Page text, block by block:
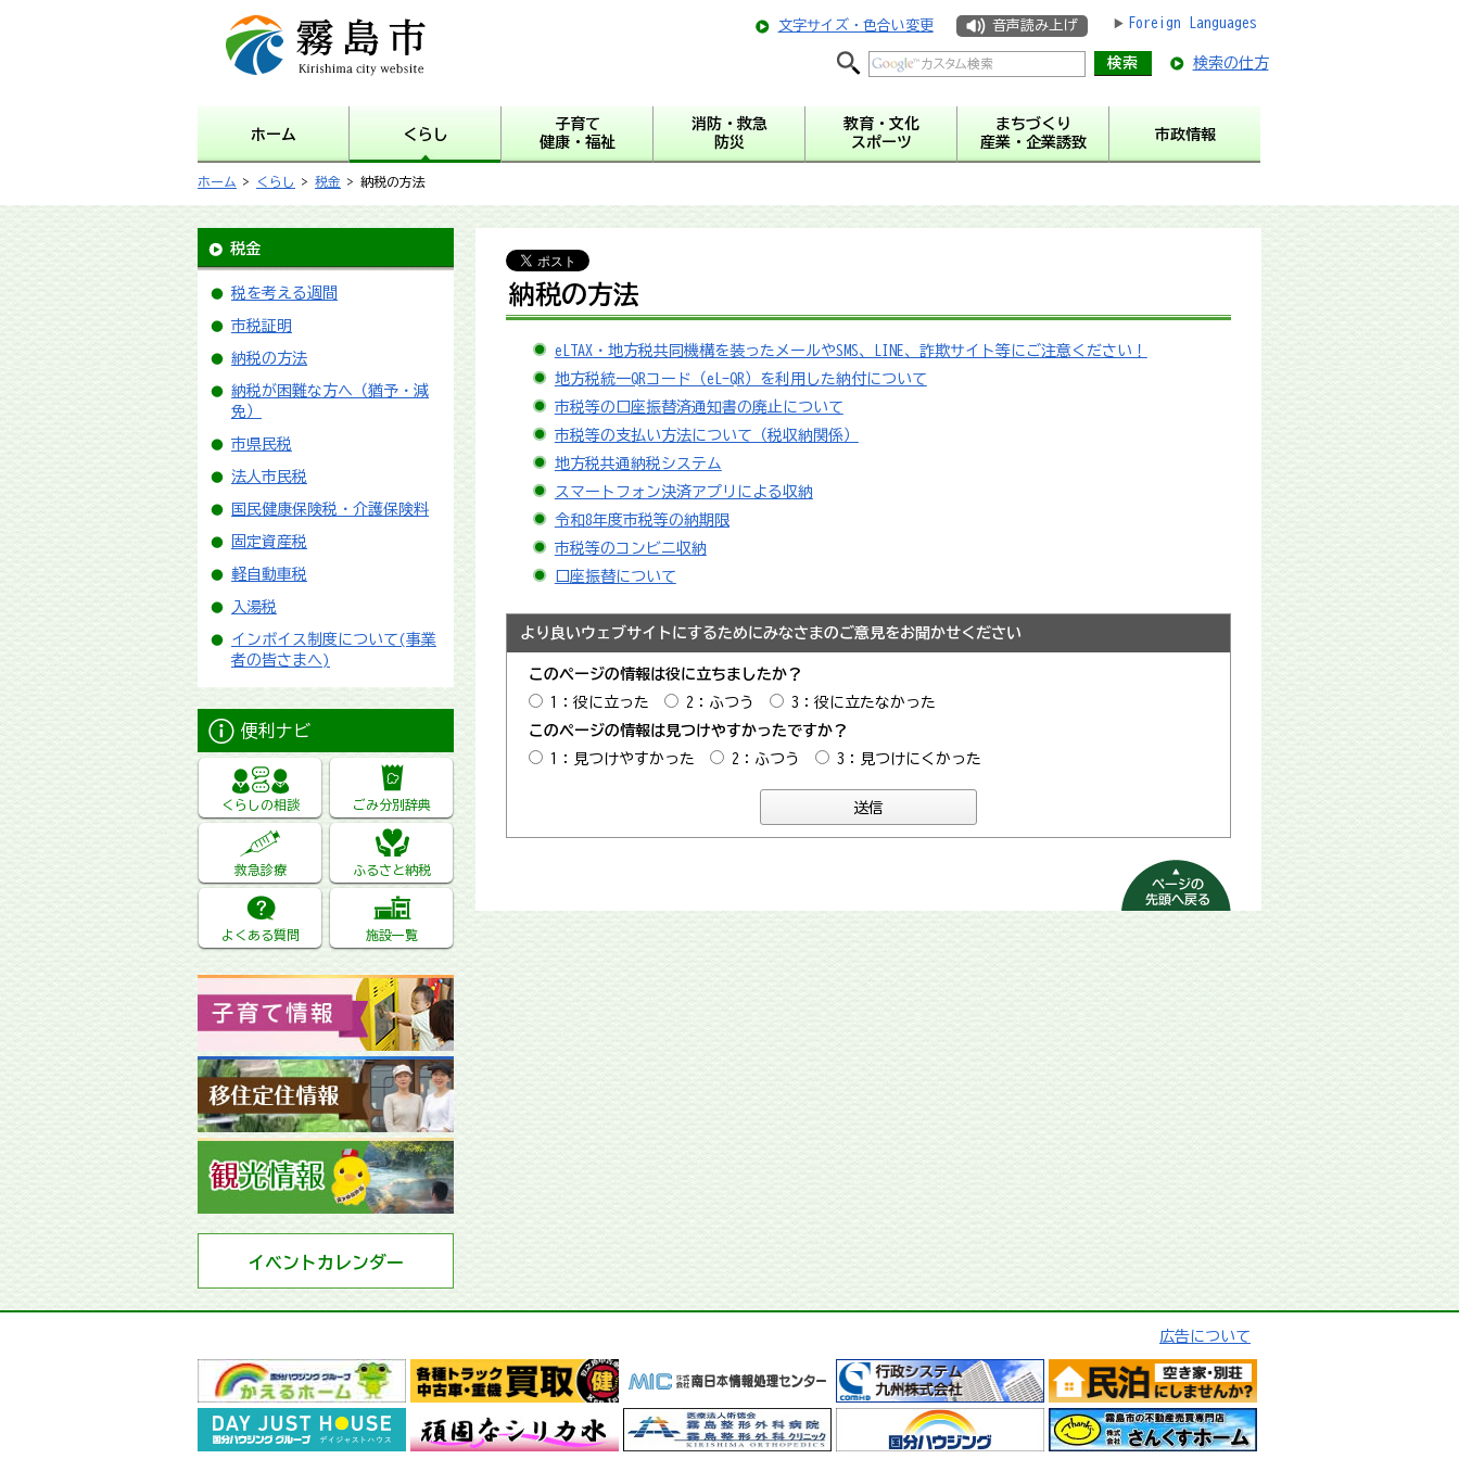
霧島市 Kirishima city
website
文字サイズ・色合い変更 音声読み上げ Foreign Languages
検索の仕方
ホーム くらし
子育て
健康・福祉
消防・救急
防災
教育・文化
スポーツ
まちづくり
産業・企業誘致
市政情報
ホーム > くらし > 税金 > 納税の方法
税金
税を考える週間
市税証明
納税の方法
納税が困難な方へ（猶予・減
免）
市県民税
法人市民税
国民健康保険税・介護保険料
固定資産税
軽自動車税
入湯税
インボイス制度について(事業
者の皆さまへ)
便利ナビ
くらしの相談 ごみ分別辞典
救急診療 ふるさと納税
よくある質問 施設一覧
イベントカレンダー
納税の方法
eLTAX・地方税共同機構を装ったメールやSMS、LINE、詐欺サイト等にご注意ください！
地方税統一QRコード（eL-QR）を利用した納付について
市税等の口座振替済通知書の廃止について
市税等の支払い方法について（税収納関係）
地方税共通納税システム
スマートフォン決済アプリによる収納
令和8年度市税等の納期限
市税等のコンビニ収納
口座振替について
より良いウェブサイトにするためにみなさまのご意見をお聞かせください
このページの情報は役に立ちましたか？
1：役に立った
2：ふつう
3：役に立たなかった
このページの情報は見つけやすかったですか？
1：見つけやすかった
2：ふつう 3：見つけにくかった
ページの先頭へ
戻る
広告について